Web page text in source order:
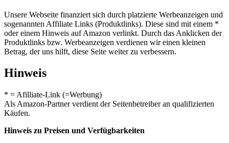
Unsere Webseite finanziert sich durch platzierte Werbeanzeigen und
sogenannten Affiliate Links (Produktlinks). Diese sind mit einem *
oder einem Hinweis auf Amazon verlinkt. Durch das Anklicken der
Produktlinks bzw. Werbeanzeigen verdienen wir einen kleinen
Betrag, der uns hilft, diese Seite weiter zu verbessern.
Hinweis
* = Afilliate-Link (=Werbung)
Als Amazon-Partner verdient der Seitenbetreiber an qualifizierten
Käufen.
Hinweis zu Preisen und Verfügbarkeiten